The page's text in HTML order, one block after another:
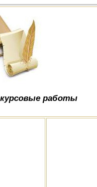
работы